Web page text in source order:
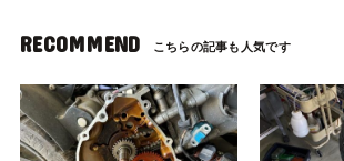
RECOMMEND